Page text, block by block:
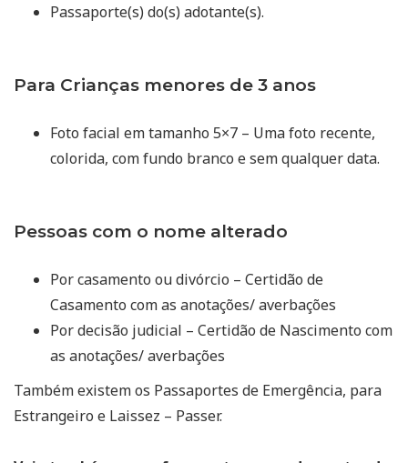
Passaporte(s) do(s) adotante(s).
Para Crianças menores de 3 anos
Foto facial em tamanho 5×7 – Uma foto recente,
colorida, com fundo branco e sem qualquer data.
Pessoas com o nome alterado
Por casamento ou divórcio – Certidão de
Casamento com as anotações/ averbações
Por decisão judicial – Certidão de Nascimento com
as anotações/ averbações
Também existem os Passaportes de Emergência, para
Estrangeiro e Laissez – Passer.